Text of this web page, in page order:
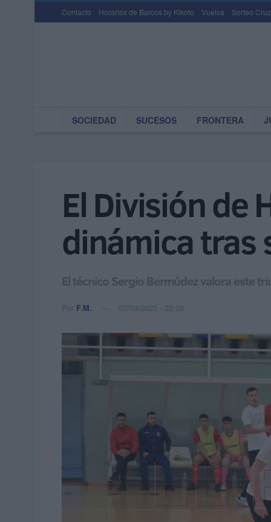
Contacto Horarios de Barcos by Kikoto Vuelos Sorteo
SOCIEDAD SUCESOS FRONTERA
El División de
dinámica tras
El técnico Sergio Bermúdez valora este
Por F.M. 07/03/2023 - 22:28